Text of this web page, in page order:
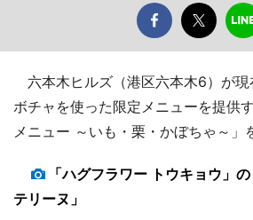
六本木ヒルズ（港区六本木6）が現
ボチャを使った限定メニューを提供
メニュー ～いも・栗・かぼちゃ～」
「ハグフラワー トウキョウ」
テリーヌ」